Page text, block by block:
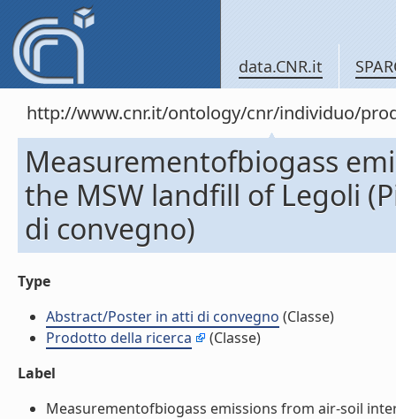
data.CNR.it
http://www.cnr.it/ontology/cnr/individuo/
Measurementofbiogass
the MSW landfill of Legoli
di convegno)
Type
Abstract/Poster in atti di convegno (Classe)
Prodotto della ricerca
(Classe)
Label
Measurementofbiogass emissions from air-soil